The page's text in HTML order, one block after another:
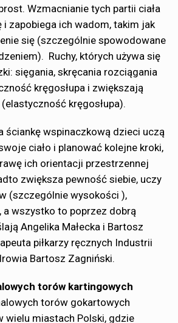
Wzmacnianie tych partii ciała
i zapobiega ich wadom, takim jak
się (szczególnie spowodowane
Ruchy, których używa się
sięgania, skręcania rozciągania
kręgosłupa i zwiększają
kręgosłupa).
ściankę wspinaczkową dzieci uczą
ciało i planować kolejne kroki,
ich orientacji przestrzennej
zwiększa pewność siebie, uczy
(szczególnie wysokości ),
a wszystko to poprzez dobrą
Angelika Małecka i Bartosz
piłkarzy ręcznych Industrii
Bartosz Zagniński.
torów kartingowych
torów gokartowych
wielu miastach Polski, gdzie